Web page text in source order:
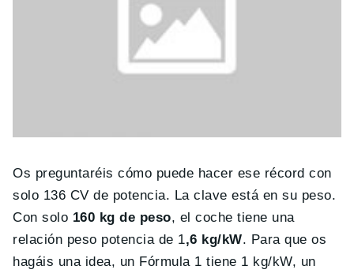
Os preguntaréis cómo puede hacer ese récord con
solo 136 CV de potencia. La clave está en su peso.
Con solo 160 kg de peso, el coche tiene una
relación peso potencia de 1,6 kg/kW. Para que os
hagáis una idea, un Fórmula 1 tiene 1 kg/kW, un